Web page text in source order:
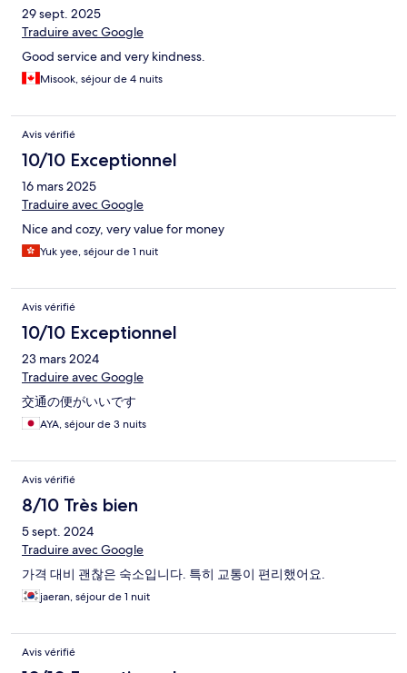
29 sept. 2025
Traduire avec Google
Good service and very kindness.
Misook, séjour de 4 nuits
Avis vérifié
10/10 Exceptionnel
16 mars 2025
Traduire avec Google
Nice and cozy, very value for money
Yuk yee, séjour de 1 nuit
Avis vérifié
10/10 Exceptionnel
23 mars 2024
Traduire avec Google
交通の便がいいです
AYA, séjour de 3 nuits
Avis vérifié
8/10 Très bien
5 sept. 2024
Traduire avec Google
가격 대비 괜찮은 숙소입니다. 특히 교통이 편리했어요.
jaeran, séjour de 1 nuit
Avis vérifié